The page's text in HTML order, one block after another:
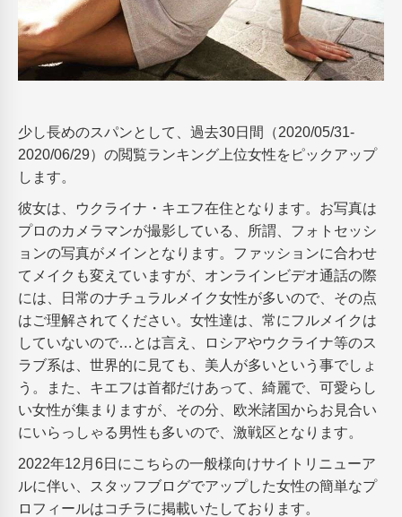
少し長めのスパンとして、過去30日間（2020/05/31-
2020/06/29）の閲覧ランキング上位女性をピックアップ
します。
彼女は、ウクライナ・キエフ在住となります。お写真は
プロのカメラマンが撮影している、所謂、フォトセッシ
ョンの写真がメインとなります。ファッションに合わせ
てメイクも変えていますが、オンラインビデオ通話の際
には、日常のナチュラルメイク女性が多いので、その点
はご理解されてください。女性達は、常にフルメイクは
していないので…とは言え、ロシアやウクライナ等のス
ラブ系は、世界的に見ても、美人が多いという事でしょ
う。また、キエフは首都だけあって、綺麗で、可愛らし
い女性が集まりますが、その分、欧米諸国からお見合い
にいらっしゃる男性も多いので、激戦区となります。
2022年12月6日にこちらの一般様向けサイトリニューア
ルに伴い、スタッフブログでアップした女性の簡単なプ
ロフィールはコチラに掲載いたしております。